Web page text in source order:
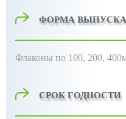
ФОРМА ВЫПУСКА
Флаконы по 100, 200,
СРОК ГОДНОСТИ